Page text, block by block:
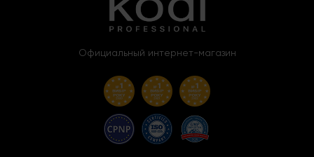
Официальный интернет-магазин